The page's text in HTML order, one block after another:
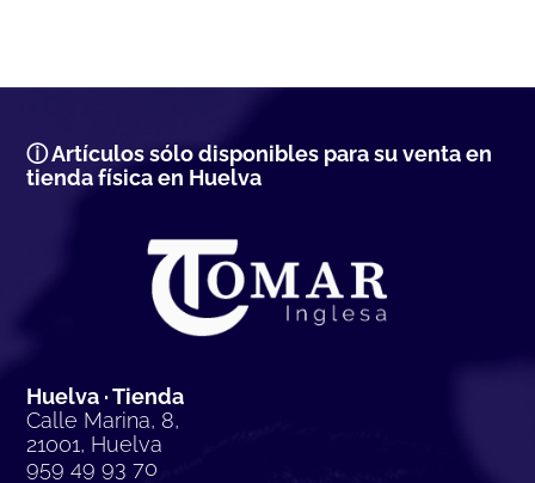
ⓘ Artículos sólo disponibles para su venta en
tienda física en Huelva
Huelva · Tienda
Calle Marina, 8,
21001, Huelva
959 49 93 70